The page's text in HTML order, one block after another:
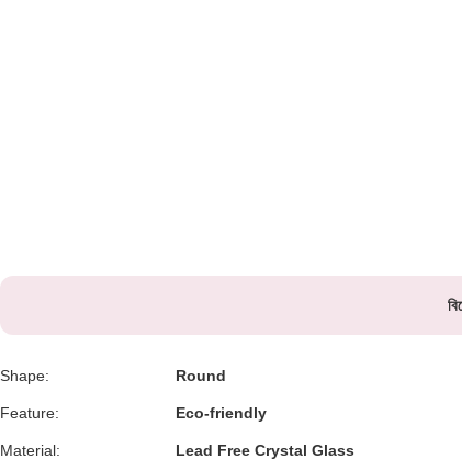
Shape: Round
Feature: Eco-friendly
Material: Lead Free Crystal Glass